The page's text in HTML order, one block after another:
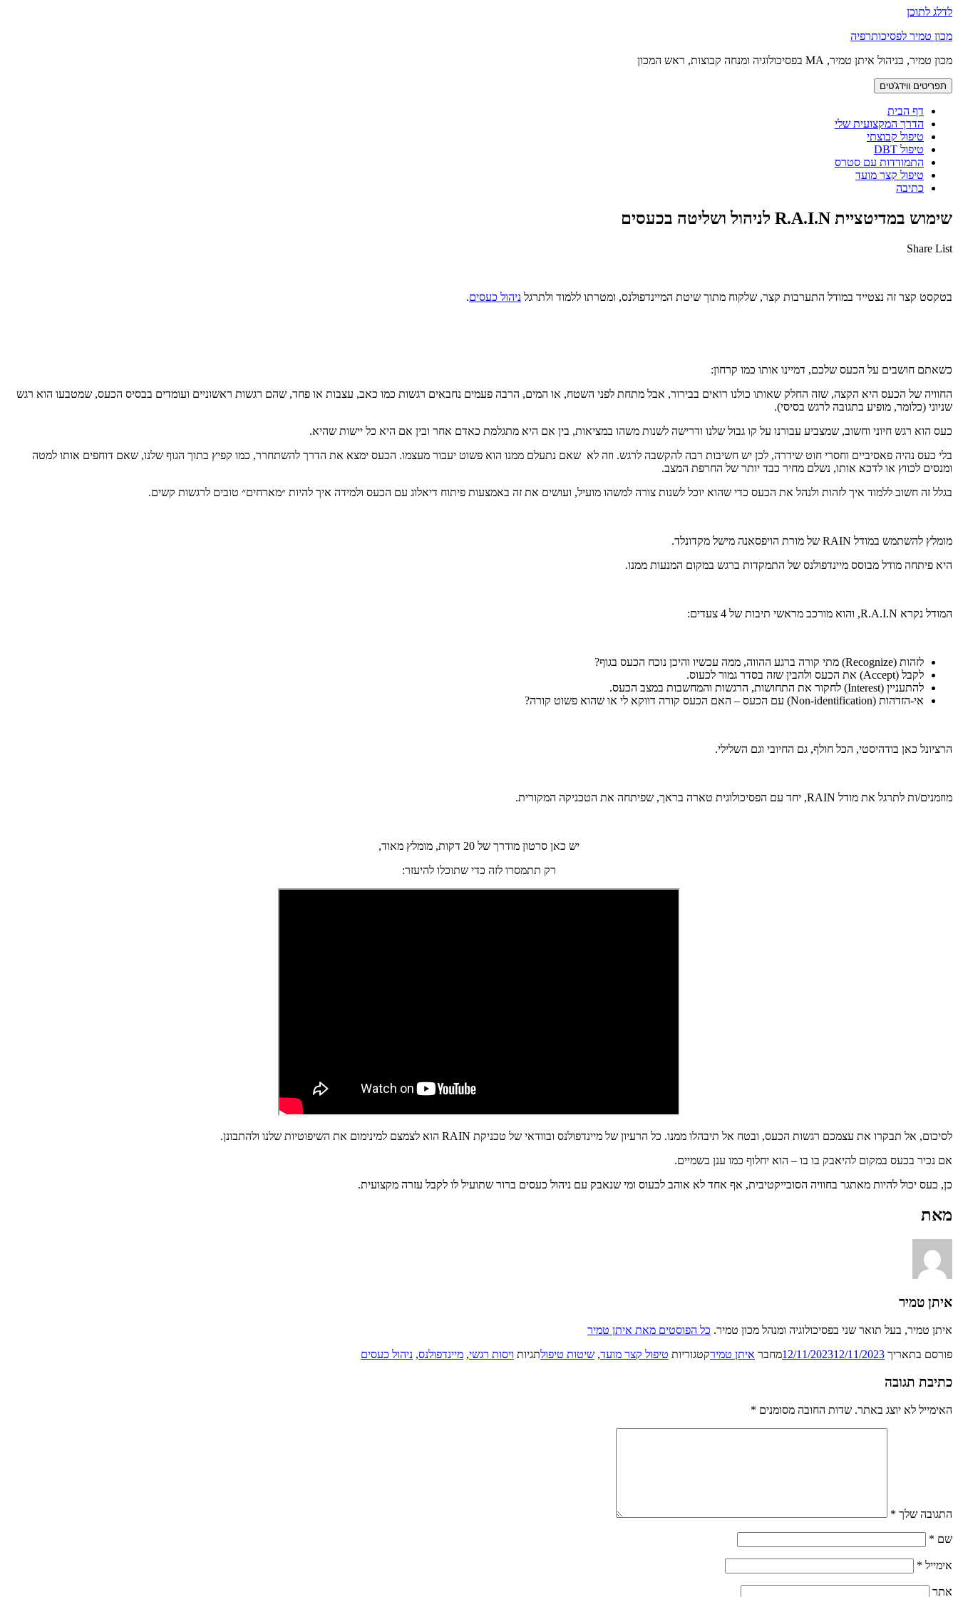
לדלג לתוכן
מכון טמיר לפסיכותרפיה
מכון טמיר, בניהול איתן טמיר, MA בפסיכולוגיה ומנחה קבוצות, ראש המכון
תפריטים ווידג'טים
דף הבית
הדרך המקצועית שלי
טיפול קבוצתי
טיפול DBT
התמודדות עם סטרס
טיפול קצר מועד
כתיבה
שימוש במדיטציית R.A.I.N לניהול ושליטה בכעסים
Share List
בטקסט קצר זה נצטייד במודל התערבות קצר, שלקוח מתוך שיטת המיינדפולנס, ומטרתו ללמוד ולתרגל ניהול כעסים.
כשאתם חושבים על הכעס שלכם, דמיינו אותו כמו קרחון:
החוויה של הכעס היא הקצה, שזה החלק שאותו כולנו רואים בבירור, אבל מתחת לפני השטח, או המים, הרבה פעמים נחבאים רגשות כמו כאב, עצבות או פחד, שהם רגשות ראשוניים ועומדים בבסיס הכעס, שמטבעו הוא רגש
שניוני (כלומר, מופיע בתגובה לרגש בסיסי).
כעס הוא רגש חיוני וחשוב, שמצביע עבורנו על קו גבול שלנו ודרישה לשנות משהו במציאות, בין אם היא מתגלמת כאדם אחר ובין אם היא כל יישות שהיא.
בלי כעס נהיה פאסיביים וחסרי חוט שידרה, לכן יש חשיבות רבה להקשבה לרגש. וזה לא שאם נתעלם ממנו הוא פשוט יעבור מעצמו. הכעס ימצא את הדרך להשתחרר, כמו קפיץ בתוך הגוף שלנו, שאם דוחפים אותו למטה
ומנסים לכווץ או לדכא אותו, נשלם מחיר כבד יותר של החרפת המצב.
בגלל זה חשוב ללמוד איך לזהות ולנהל את הכעס כדי שהוא יוכל לשנות צורה למשהו מועיל, ועושים את זה באמצעות פיתוח דיאלוג עם הכעס ולמידה איך להיות ״מארחים״ טובים לרגשות קשים.
מומלץ להשתמש במודל RAIN של מורת הויפסאנה מישל מקדונלד.
היא פיתחה מודל מבוסס מיינדפולנס של התמקדות ברגש במקום המנעות ממנו.
המודל נקרא R.A.I.N, והוא מורכב מראשי תיבות של 4 צעדים:
לזהות (Recognize) מתי קורה ברגע ההווה, ממה עכשיו והיכן נוכח הכעס בגוף?
לקבל (Accept) את הכעס ולהבין שזה בסדר גמור לכעוס.
להתעניין (Interest) לחקור את התחושות, הרגשות והמחשבות במצב הכעס.
אי-הזדהות (Non-identification) עם הכעס – האם הכעס קורה דווקא לי או שהוא פשוט קורה?
הרציונל כאן בודהיסטי, הכל חולף, גם החיובי וגם השלילי.
מוזמנים/ות לתרגל את מודל RAIN, יחד עם הפסיכולוגית טארה בראך, שפיתחה את הטכניקה המקורית.
יש כאן סרטון מודרך של 20 דקות, מומלץ מאוד,
רק תתמסרו לזה כדי שתוכלו להיעזר:
לסיכום, אל תבקרו את עצמכם רגשות הכעס, ובטח אל תיבהלו ממנו. כל הרעיון של מיינדפולנס ובוודאי של טכניקת RAIN הוא לצמצם למינימום את השיפוטיות שלנו ולהתבונן.
אם נכיר בכעס במקום להיאבק בו בו – הוא יחלוף כמו ענן בשמיים.
כן, כעס יכול להיות מאתגר בחוויה הסובייקטיבית, אף אחד לא אוהב לכעוס ומי שנאבק עם ניהול כעסים ברור שתועיל לו לקבל עזרה מקצועית.
מאת
איתן טמיר
איתן טמיר, בעל תואר שני בפסיכולוגיה ומנהל מכון טמיר. כל הפוסטים מאת איתן טמיר‏
פורסם בתאריך
12/11/202312/11/2023 מחבר איתן טמירקטגוריות טיפול קצר מועד, שיטות טיפולתגיות ויסות רגשי, מיינדפולנס, ניהול כעסים
כתיבת תגובה
האימייל לא יוצג באתר. שדות החובה מסומנים *
התגובה שלך *
שם *
אימייל *
אתר